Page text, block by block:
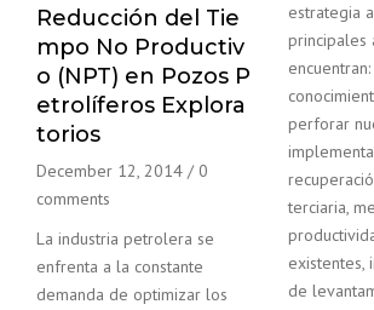
estrategia
principales
perforar
terciaria,
existentes,
de
Reducción del Tie
mpo No Productiv
o (NPT) en Pozos P
etrolíferos Explora
torios
December 12, 2014 / 0
comments
La industria petrolera se
enfrenta a la constante
demanda de optimizar los